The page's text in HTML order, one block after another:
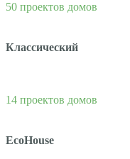
50 проектов домов
Классический
14 проектов домов
EcoHouse